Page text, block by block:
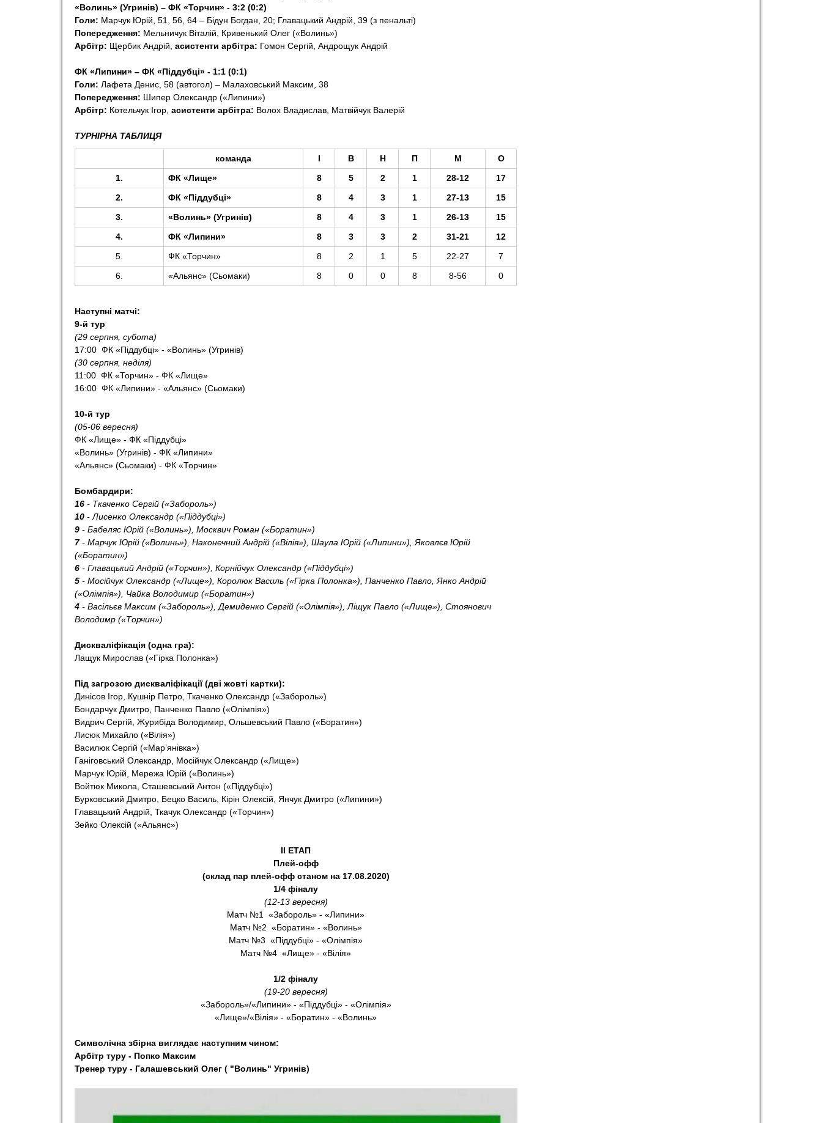
«Волинь» (Угринів) – ФК «Торчин» - 3:2 (0:2)
Голи: Марчук Юрій, 51, 56, 64 – Бідун Богдан, 20; Главацький Андрій, 39 (з пенальті)
Попередження: Мельничук Віталій, Кривенький Олег («Волинь»)
Арбітр: Щербик Андрій, асистенти арбітра: Гомон Сергій, Андрощук Андрій
ФК «Липини» – ФК «Піддубці» - 1:1 (0:1)
Голи: Лафета Денис, 58 (автогол) – Малаховський Максим, 38
Попередження: Шипер Олександр («Липини»)
Арбітр: Котельчук Ігор, асистенти арбітра: Волох Владислав, Матвійчук Валерій
ТУРНІРНА ТАБЛИЦЯ
команда І В Н П М
О
1.
ФК «Лище» 8 5 2 1 28-12
17
2.
ФК «Піддубці» 8 4 3 1 27-13
15
3.
«Волинь» (Угринів) 8 4 3 1 26-13
15
4.
ФК «Липини» 8 3 3 2 31-21
12
5.
ФК «Торчин» 8 2 1 5 22-27
7
6.
«Альянс» (Сьомаки) 8 0 0 8 8-56 0
Наступні матчі:
9-й тур
(29 серпня, субота)
17:00 ФК «Піддубці» - «Волинь» (Угринів)
(30 серпня, неділя)
11:00 ФК «Торчин» - ФК «Лище»
16:00 ФК «Липини» - «Альянс» (Сьомаки)
10-й тур
(05-06 вересня)
ФК «Лище» - ФК «Піддубці»
«Волинь» (Угринів) - ФК «Липини»
«Альянс» (Сьомаки) - ФК «Торчин»
Бомбардири:
16 - Ткаченко Сергій («Забороль»)
10 - Лисенко Олександр («Піддубці»)
9 - Бабеляс Юрій («Волинь»), Москвич Роман («Боратин»)
7- Марчук Юрій («Волинь»), Наконечний Андрій («Вілія»), Шаула Юрій («Липини»), Яковлєв Юрій
(«Боратин»)
6 - Главацький Андрій («Торчин»), Корнійчук Олександр («Піддубці»)
5 - Мосійчук Олександр («Лище»), Королюк Василь («Гірка Полонка»), Панченко Павло, Янко Андрій
(«Олімпія»), Чайка Володимир («Боратин»)
4 - Васільєв Максим («Забороль»), Демиденко Сергій («Олімпія»), Ліщук Павло («Лище»), Стоянович
Володимр («Торчин»)
Дискваліфікація (одна гра):
Лащук Мирослав («Гірка Полонка»)
Під загрозою дискваліфікації (дві жовті картки):
Динісов Ігор, Кушнір Петро, Ткаченко Олександр («Забороль»)
Бондарчук Дмитро, Панченко Павло («Олімпія»)
Видрич Сергій, Журибіда Володимир, Ольшевський Павло («Боратин»)
Лисюк Михайло («Вілія»)
Василюк Сергій («Мар’янівка»)
Ганіговський Олександр, Мосійчук Олександр («Лище»)
Марчук Юрій, Мережа Юрій («Волинь»)
Войтюк Микола, Сташевський Антон («Піддубці»)
Бурковський Дмитро, Бецко Василь, Кірін Олексій, Янчук Дмитро («Липини»)
Главацький Андрій, Ткачук Олександр («Торчин»)
Зейко Олексій («Альянс»)
II ЕТАП
Плей-офф
(склад пар плей-офф станом на 17.08.2020)
1/4 фіналу
(12-13 вересня)
Матч №1 «Забороль» - «Липини»
Матч №2 «Боратин» - «Волинь»
Матч №3 «Піддубці» - «Олімпія»
Матч №4 «Лище» - «Вілія»
1/2 фіналу
(19-20 вересня)
«Забороль»/«Липини» - «Піддубці» - «Олімпія»
«Лище»/«Вілія» - «Боратин» - «Волинь»
Символічна збірна виглядає наступним чином:
Арбітр туру - Попко Максим
Тренер туру - Галашевський Олег ( "Волинь" Угринів)